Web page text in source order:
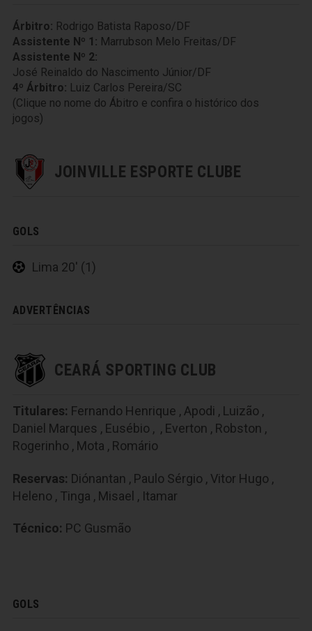
Árbitro: Rodrigo Batista Raposo/DF
Assistente Nº 1: Marrubson Melo Freitas/DF
Assistente Nº 2:
José Reinaldo do Nascimento Júnior/DF
4º Árbitro: Luiz Carlos Pereira/SC
(Clique no nome do Ábitro e confira o histórico dos
jogos)
JOINVILLE ESPORTE CLUBE
GOLS
Lima 20' (1)
ADVERTÊNCIAS
CEARÁ SPORTING CLUB
Titulares: Fernando Henrique , Apodi , Luizão ,
Daniel Marques , Eusébio , , Everton , Robston ,
Rogerinho , Mota , Romário
Reservas: Diónantan , Paulo Sérgio , Vitor Hugo ,
Heleno , Tinga , Misael , Itamar
Técnico: PC Gusmão
GOLS